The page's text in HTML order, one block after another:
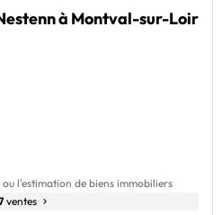
à Montval-sur-Loir
l'estimation de biens immobiliers
ventes